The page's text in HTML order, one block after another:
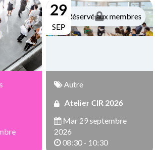
29
SEP
Réservé aux membres
Autre
Atelier CIR 2026
Mar 29 septembre
2026
08:30 - 10:30